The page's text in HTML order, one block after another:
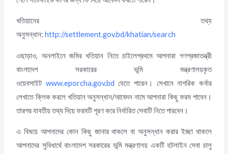
খতিয়ানের তথ্য
অনুসন্ধান:http://settlement.gov.bd/khatian/search
এছাড়াও, অনলাইনে জমির খতিয়ান নিতে চাইলেপ্রথমে আপনারা গণপ্রজাতন্ত্রী
বাংলাদেশ সরকারের ভূমি মন্ত্রণালয়কৃত
ওয়েবসাইট www.eporcha.gov.bd যেতে পারেন। সেখানে নাগরিক কর্নার
লেখাতে ক্লিক করলে খতিয়ান অনুসন্ধান/আবেদন নামে আপনারা কিছু ফরম পাবেন।
তারপর যাবতীয় তথ্য দিয়ে ফরমটি পূরণ করে নির্ধারিত সেবাটি নিতে পারবেন।
এ বিষয়ে আপনাদের কোন কিছু জানার থাকলে বা অনুসন্ধান করার ইচ্ছা থাকলে
আপনাদের সুবিধার্থে বাংলাদেশ সরকারের ভূমি মন্ত্রণালয় একটি হটলাইন সেবা চালু